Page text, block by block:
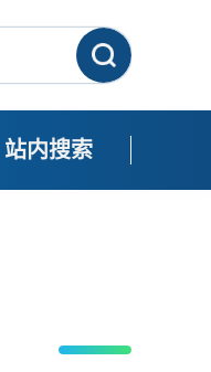
站内搜索